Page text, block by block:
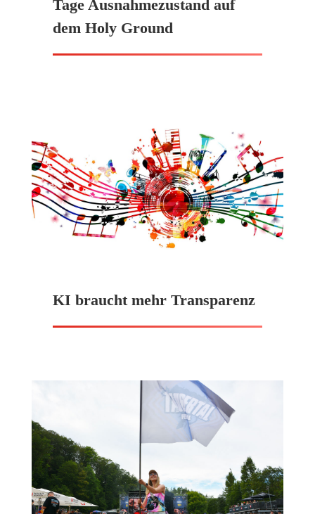
Tage Ausnahmezustand auf
dem Holy Ground
KI braucht mehr Transparenz